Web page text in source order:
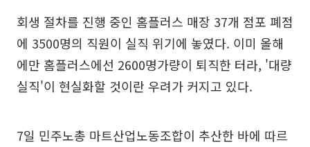
회생 절차를 진행 중인 홈플러스 매장 37개 점포 폐점
에 3500명의 직원이 실직 위기에 놓였다. 이미 올해
에만 홈플러스에선 2600명가량이 퇴직한 터라, '대량
실직'이 현실화할 것이란 우려가 커지고 있다.
7일 민주노총 마트산업노동조합이 추산한 바에 따르